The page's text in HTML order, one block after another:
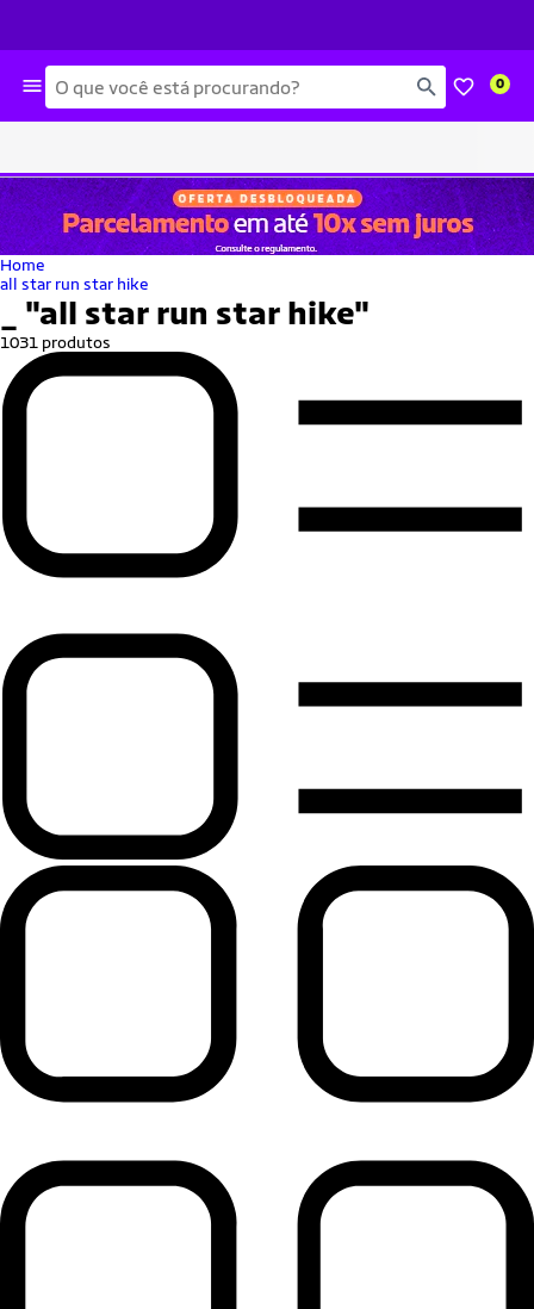
Busca 0
Home
all star run star hike
"all star run star hike"
1031 produtos